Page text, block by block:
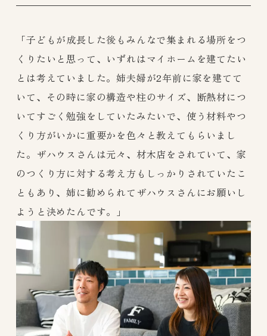
「子どもが成長した後もみんなで集まれる場所をつ
くりたいと思って、いずれはマイホームを建てたい
とは考えていました。姉夫婦が2年前に家を建てて
いて、その時に家の構造や柱のサイズ、断熱材につ
いてすごく勉強をしていたみたいで、使う材料やつ
くり方がいかに重要かを色々と教えてもらいまし
た。ザハウスさんは元々、材木店をされていて、家
のつくり方に対する考え方もしっかりされていたこ
ともあり、姉に勧められてザハウスさんにお願いし
ようと決めたんです。」